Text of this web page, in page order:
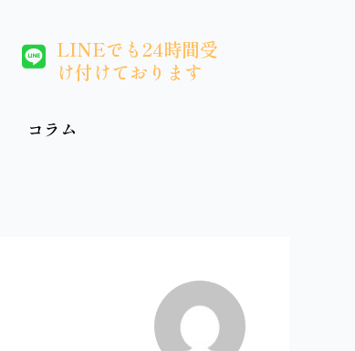
LINEでも24時間受
け付けております
コラム